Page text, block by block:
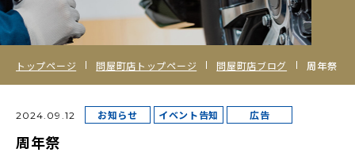
トップページ 問屋町店トップページ 問屋町店ブログ 周年祭
2024.09.12 お知らせ イベント告知 広告
周年祭